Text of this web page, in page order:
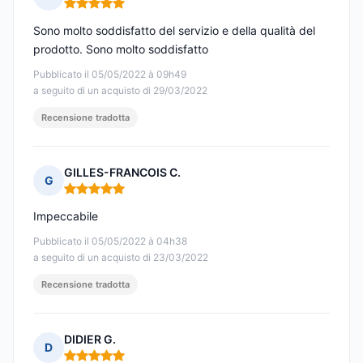
Nota: 5 su 5
Pubblicato il 05/05/2022 à 09h49
a seguito di un acquisto di 29/03/2022
Sono molto soddisfatto del servizio e della qualità del
prodotto. Sono molto soddisfatto
Recensione tradotta
G
GILLES-FRANCOIS C.
Nota: 5 su 5
Pubblicato il 05/05/2022 à 04h38
a seguito di un acquisto di 23/03/2022
Impeccabile
Recensione tradotta
D
DIDIER G.